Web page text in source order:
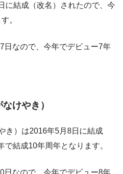
に結成（改名）されたので、今
。
日なので、今年でデビュー7年
けやき）
き）は2016年5月8日に結成
で結成10年周年となります。